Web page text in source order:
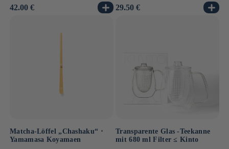
Normaler
42.00 €
Normaler
29.50 €
Matcha-Löffel „Chashaku“ ⋅
Yamamasa Koyamaen
Transparente Glas -Teekanne
mit 680 ml Filter ≤ Kinto